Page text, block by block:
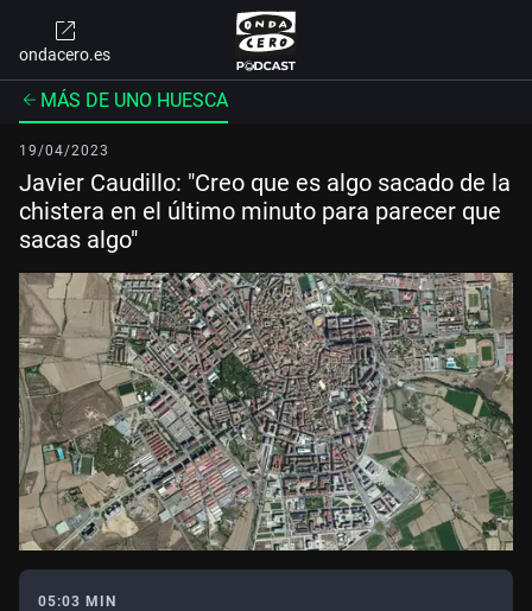
ondacero.es
MÁS DE UNO HUESCA
19/04/2023
Javier Caudillo: "Creo que es algo sacado de la
chistera en el último minuto para parecer que
sacas algo"
05:03 MIN